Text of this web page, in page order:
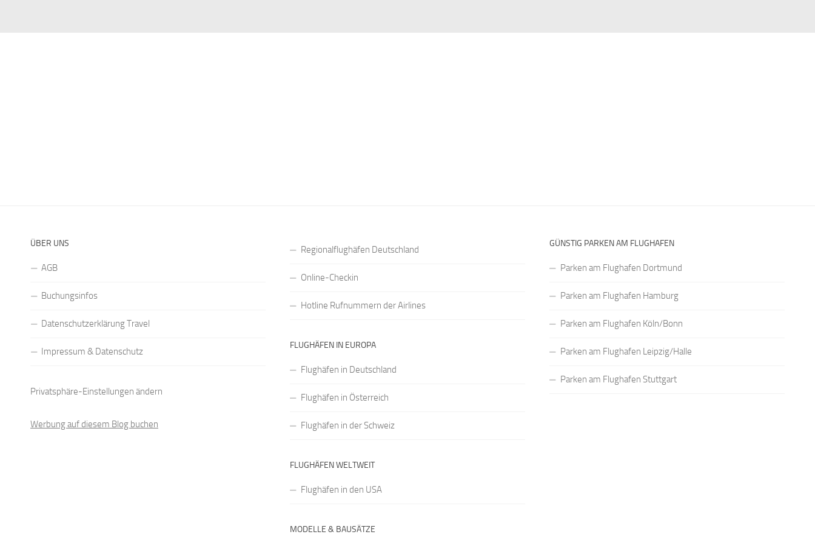
ÜBER UNS
AGB
Buchungsinfos
Datenschutzerklärung Travel
Impressum & Datenschutz
Privatsphäre-Einstellungen ändern
Werbung auf diesem Blog buchen
Regionalflughäfen Deutschland
Online-Checkin
Hotline Rufnummern der Airlines
FLUGHÄFEN IN EUROPA
Flughäfen in Deutschland
Flughäfen in Österreich
Flughäfen in der Schweiz
FLUGHÄFEN WELTWEIT
Flughäfen in den USA
MODELLE & BAUSÄTZE
GÜNSTIG PARKEN AM FLUGHAFEN
Parken am Flughafen Dortmund
Parken am Flughafen Hamburg
Parken am Flughafen Köln/Bonn
Parken am Flughafen Leipzig/Halle
Parken am Flughafen Stuttgart